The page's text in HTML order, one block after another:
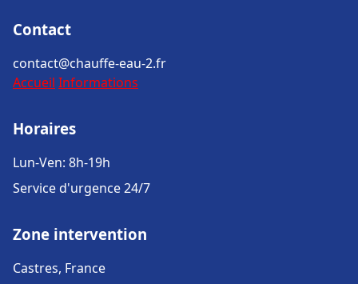
Contact
contact@chauffe-eau-2.fr
Accueil Informations
Horaires
Lun-Ven: 8h-19h
Service d'urgence 24/7
Zone intervention
Castres, France